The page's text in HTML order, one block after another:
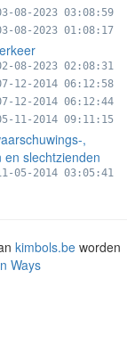
08-2023 03:08:59
08-2023 01:08:17
08-2023 02:08:31
12-2014 06:12:58
12-2014 06:12:44
11-2014 09:11:15
,
slechtzienden
05-2014 03:05:41
kimbols.beworden
Ways